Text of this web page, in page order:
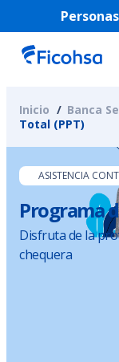
Personas
Inicio Banca
Total (PPT)
ASISTENCIA
Programa
Disfruta de la
chequera